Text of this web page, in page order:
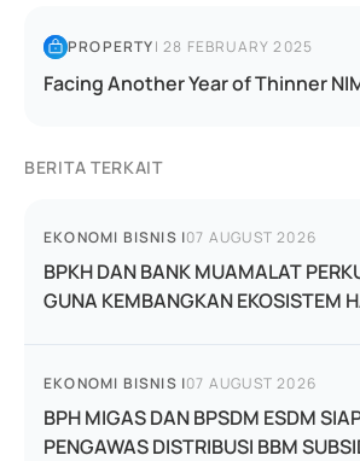
PROPERTY|28 FEBRUARY 2025
Facing Another Year of Thinner
BERITA TERKAIT
EKONOMI BISNIS |07 AUGUST 2026
BPKH DAN BANK MUAMALAT
GUNA KEMBANGKAN EKOSISTEM
EKONOMI BISNIS |07 AUGUST 2026
BPH MIGAS DAN BPSDM ESDM
PENGAWAS DISTRIBUSI BBM